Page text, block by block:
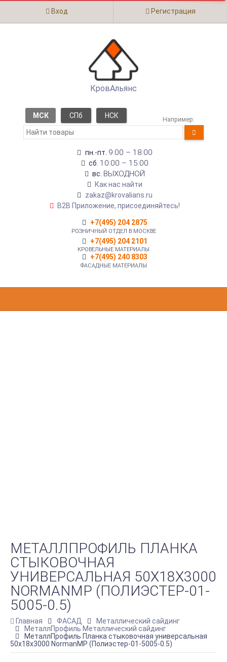
Вход Регистрация
КровАльянс
МСК СПб НСК Например:
пн.-пт. 9:00 – 18:00
сб. 10:00 – 15:00
вс. ВЫХОДНОЙ
Как нас найти
zakaz@krovalians.ru
B2B Приложение, присоединяйтесь!
+7(495) 204 2875
РОЗНИЧНЫЙ ОТДЕЛ В МОСКВЕ
+7(495) 204 2101
КРОВЕЛЬНЫЕ МАТЕРИАЛЫ
+7(495) 240 8303
ФАСАДНЫЕ МАТЕРИАЛЫ
МЕТАЛЛПРОФИЛЬ ПЛАНКА
СТЫКОВОЧНАЯ
УНИВЕРСАЛЬНАЯ 50Х18Х3000
NORMANMP (ПОЛИЭСТЕР-01-
5005-0.5)
Главная ФАСАД
Металлический сайдинг
МеталлПрофиль Металлический сайдинг
МеталлПрофиль Планка стыковочная универсальная
50х18х3000 NormanMP (Полиэстер-01-5005-0.5)